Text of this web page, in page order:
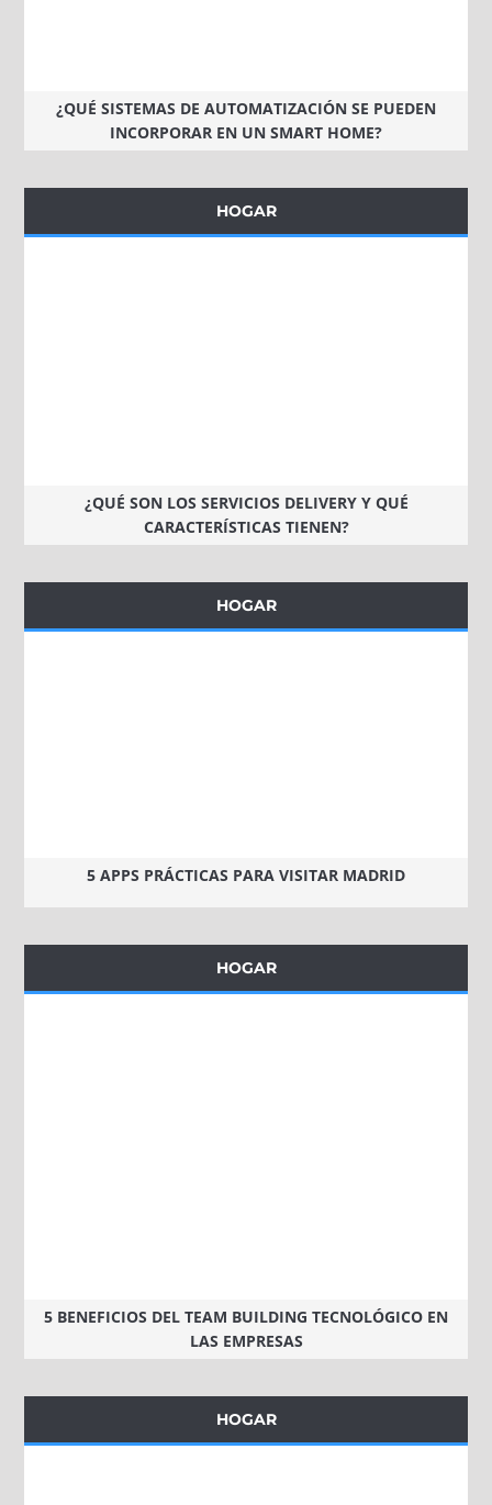
¿QUÉ SISTEMAS DE AUTOMATIZACIÓN SE PUEDEN
INCORPORAR EN UN SMART HOME?
HOGAR
¿QUÉ SON LOS SERVICIOS DELIVERY Y QUÉ
CARACTERÍSTICAS TIENEN?
HOGAR
5 APPS PRÁCTICAS PARA VISITAR MADRID
HOGAR
5 BENEFICIOS DEL TEAM BUILDING TECNOLÓGICO EN
LAS EMPRESAS
HOGAR